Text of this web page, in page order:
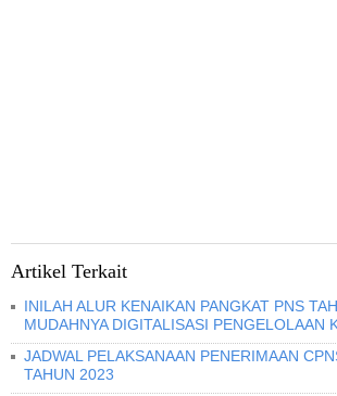
Artikel Terkait
INILAH ALUR KENAIKAN PANGKAT PNS
MUDAHNYA DIGITALISASI PENGELOLAAN
JADWAL PELAKSANAAN PENERIMAAN
TAHUN 2023